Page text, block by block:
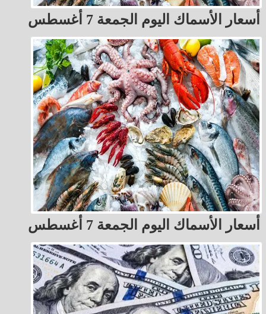
أسعار الأسماك اليوم الجمعة 7 أغسطس
أسعار الأسماك اليوم الجمعة 7 أغسطس